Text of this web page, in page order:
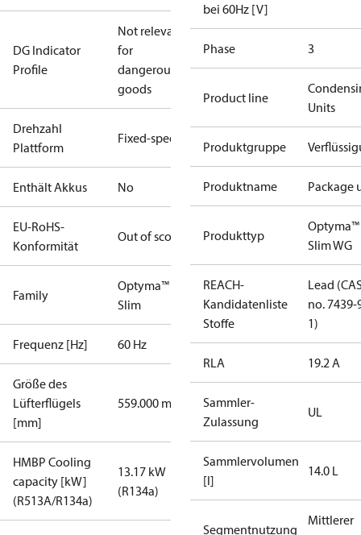
DG Indicator
Profile
Not relevant
for
dangerous
goods
Drehzahl
Plattform
Fixed-speed
Enthält Akkus No
EU-RoHS-
Konformität
Out of scope
Family
Optyma™
Slim
Frequenz [Hz] 60 Hz
Größe des
Lüfterflügels
[mm]
559.000 mm
HMBP Cooling
capacity [kW]
(R513A/R134a)
13.17 kW
(R134a)
bei 60Hz [V]
Phase 3
Product line
Units
Produktgruppe
Produktname Package
Produkttyp
Optyma™
Slim WG
REACH-
Kandidatenliste
Stoffe
Lead
no. 7439-
1)
RLA 19.2 A
Sammler-
Zulassung
UL
Sammlervolumen
[l]
14.0 L
Segmentnutzung
Mittlerer